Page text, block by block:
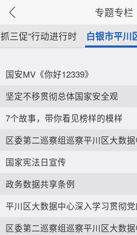
专题专栏
三促”行动进行时 白银市平川
国安MV《你好12339》
坚定不移贯彻总体国家安全观
7个故事，带你看见榜样的模样
区委第二巡察组巡察平川区大数
国家宪法日宣传
政务数据共享条例
平川区大数据中心深入学习贯彻
区委第二巡察组巡察平川区大数